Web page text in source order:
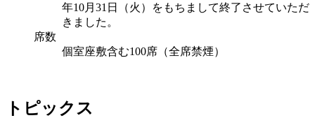
年10月31日（火）をもちまして終了させていただ
きました。
席数
個室座敷含む100席（全席禁煙）
トピックス